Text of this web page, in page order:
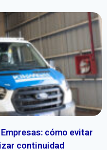
cómo evitar
continuidad